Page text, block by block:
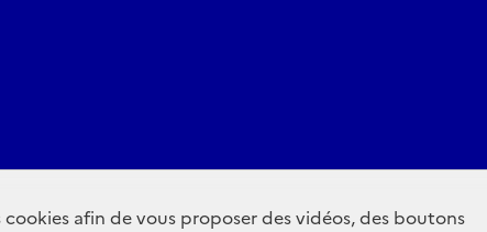
cookies afin de vous proposer des vidéos, des boutons